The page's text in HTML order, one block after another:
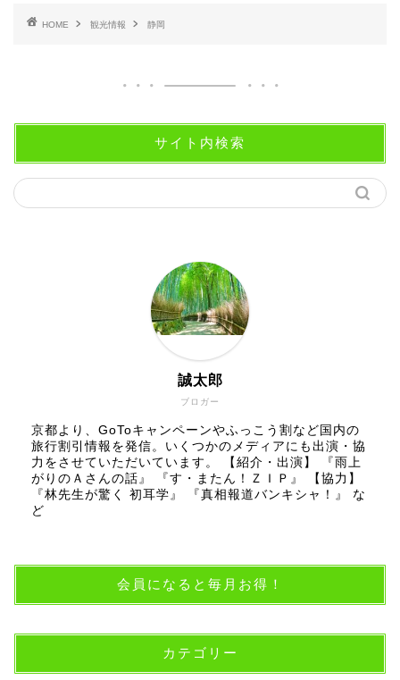
HOME 観光情報 静岡
サイト内検索
ブロガー
誠太郎
京都より、GoToキャンペーンやふっこう割など国内の
旅行割引情報を発信。いくつかのメディアにも出演・協
力をさせていただいています。 【紹介・出演】 『雨上
がりのＡさんの話』 『す・またん！ＺＩＰ』 【協力】
『林先生が驚く 初耳学』 『真相報道バンキシャ！』 な
ど
会員になると毎月お得！
カテゴリー